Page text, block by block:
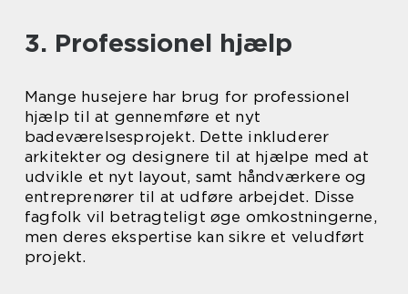
3. Professionel hjælp
Mange husejere har brug for professionel
hjælp til at gennemføre et nyt
badeværelsesprojekt. Dette inkluderer
arkitekter og designere til at hjælpe med at
udvikle et nyt layout, samt håndværkere og
entreprenører til at udføre arbejdet. Disse
fagfolk vil betragteligt øge omkostningerne,
men deres ekspertise kan sikre et veludført
projekt.